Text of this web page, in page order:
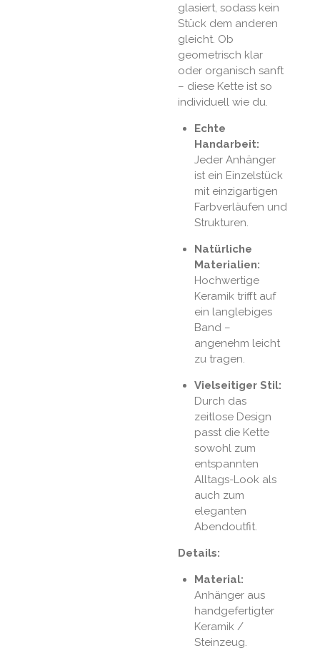
glasiert, sodass kein
Stück dem anderen
gleicht. Ob
geometrisch klar
oder organisch sanft
– diese Kette ist so
individuell wie du.
Echte
Handarbeit:
Jeder Anhänger
ist ein Einzelstück
mit einzigartigen
Farbverläufen und
Strukturen.
Natürliche
Materialien:
Hochwertige
Keramik trifft auf
ein langlebiges
Band –
angenehm leicht
zu tragen.
Vielseitiger Stil:
Durch das
zeitlose Design
passt die Kette
sowohl zum
entspannten
Alltags-Look als
auch zum
eleganten
Abendoutfit.
Details:
Material:
Anhänger aus
handgefertigter
Keramik /
Steinzeug.